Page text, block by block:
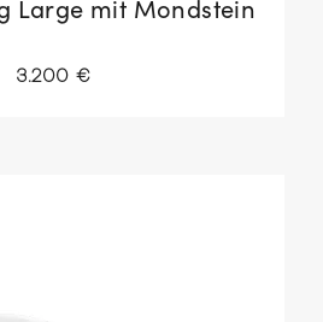
Large mit Mondstein
3.200 €